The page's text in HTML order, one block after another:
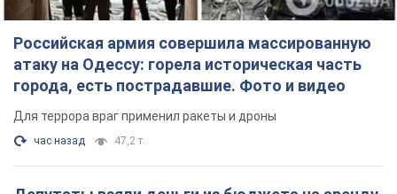
поселился
Как работает особая социальная гарантия и кто ею
пользуется
5 часов назад
Российская армия обстреляла два соседних
многоэтажных дома в Харькове: двое